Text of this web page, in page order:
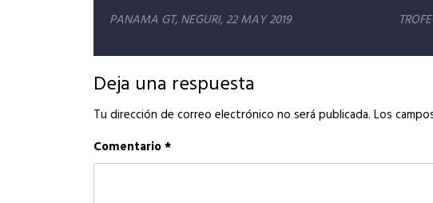
Navegación
de
entradas
PANAMA GT, NEGURI, 22 MAY 2019
Deja una respuesta
Tu dirección de correo electrónico no será publicada. Los
Comentario*